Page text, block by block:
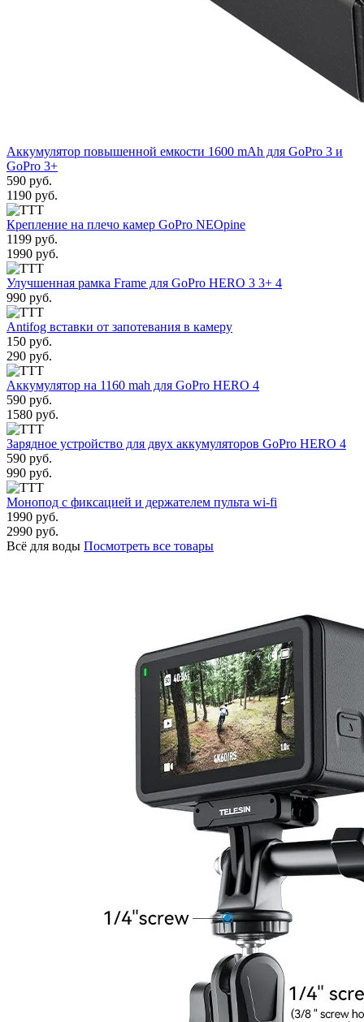
Аккумулятор повышенной емкости 1600 mAh для GoPro 3 и
GoPro 3+
590 руб.
1190 руб.
Крепление на плечо камер GoPro NEOpine
1199 руб.
1990 руб.
Улучшенная рамка Frame для GoPro HERO 3 3+ 4
990 руб.
Antifog вставки от запотевания в камеру
150 руб.
290 руб.
Аккумулятор на 1160 mah для GoPro HERO 4
590 руб.
1580 руб.
Зарядное устройство для двух аккумуляторов GoPro HERO 4
590 руб.
990 руб.
Монопод с фиксацией и держателем пульта wi-fi
1990 руб.
2990 руб.
Всё для воды Посмотреть все товары